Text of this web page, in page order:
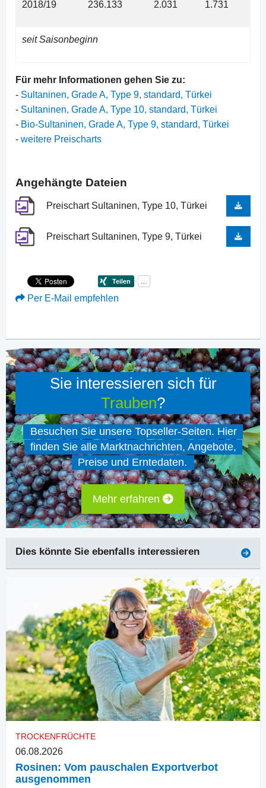
2018/19 236.133 2.031 1.731
seit Saisonbeginn
Für mehr Informationen gehen Sie zu:
- Sultaninen, Grade A, Type 9, standard, Türkei
- Sultaninen, Grade A, Type 10, standard, Türkei
- Bio-Sultaninen, Grade A, Type 9, standard, Türkei
- weitere Preischarts
Angehängte Dateien
Preischart Sultaninen, Type 10, Türkei
Preischart Sultaninen, Type 9, Türkei
Per E-Mail empfehlen
Sie interessieren sich für
Trauben?
Besuchen Sie unsere Topseller-Seiten. Hier
finden Sie alle Marktnachrichten, Angebote,
Preise und Erntedaten.
Mehr erfahren
Dies könnte Sie ebenfalls interessieren
TROCKENFRÜCHTE
06.08.2026
Rosinen: Vom pauschalen Exportverbot
ausgenommen